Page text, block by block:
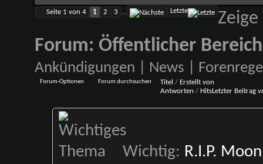
Seite 1 von 4 1 2 3 ... Letzte
Forum: Öffentlicher Bereich
Ankündigungen | News |
Forum-Optionen Forum durchsuchen Titel / Erstellt von
Antworten / HitsLetzter Beitrag
Wichtig: R.I.P.